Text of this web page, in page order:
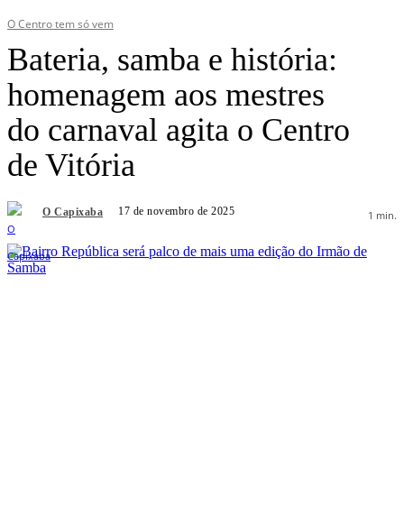
O Centro tem só vem
Bateria, samba e história:
homenagem aos mestres
do carnaval agita o Centro
de Vitória
O Capixaba 17 de novembro de 2025 1 min.